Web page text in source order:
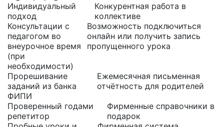
Индивидуальный
подход
Конкурентная работа в
коллективе
Консультации с
педагогом во
внеурочное время
(при
необходимости)
Возможность подключиться
онлайн или получить запись
пропущенного урока
Прорешивание
заданий из банка
ФИПИ
Ежемесячная письменная
отчётность для родителей
Проверенный годами
репетитор
Фирменные справочники в
подарок